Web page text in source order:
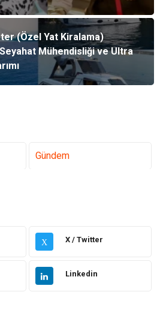
(Özel Yat Kiralama)
Mühendisliği ve Ultra
Gündem
Alışveriş
Eğitim Kurumları
X X / Twitter
Linkedin